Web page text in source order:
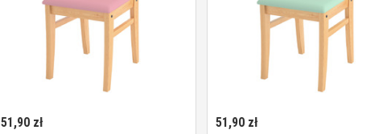
51,90 zł 51,90zł